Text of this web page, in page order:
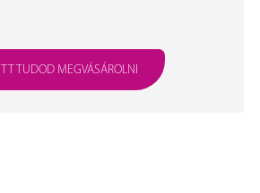
ITT TUDOD MEGVÁSÁROLNI